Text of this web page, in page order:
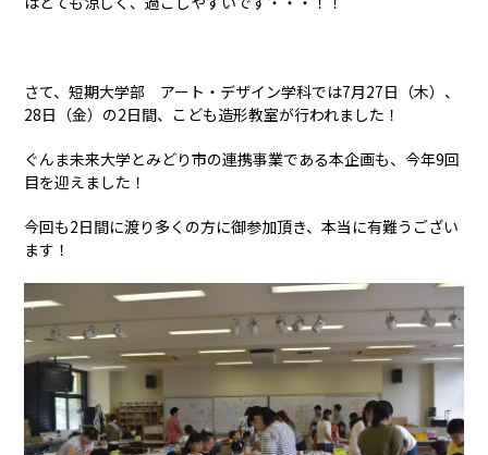
さて、短期大学部 アート・デザイン学科では7月27日（木）、
28日（金）の2日間、こども造形教室が行われました！
ぐんま未来大学とみどり市の連携事業である本企画も、今年9回
目を迎えました！
今回も2日間に渡り多くの方に御参加頂き、本当に有難うござい
ます！